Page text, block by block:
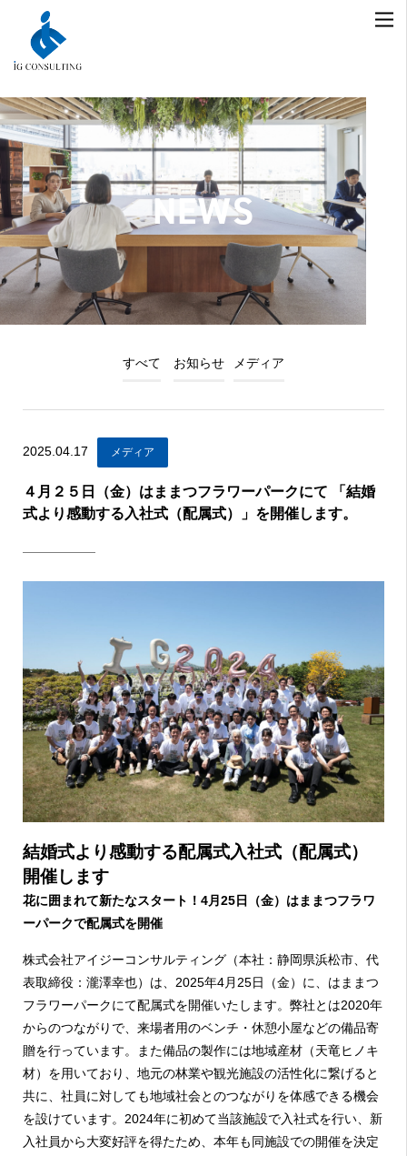
NEWS
すべて お知らせ メディア
2025.04.17 メディア
４月２５日（金）はままつフラワーパークにて 「結婚
式より感動する入社式（配属式）」を開催します。
結婚式より感動する配属式入社式（配属式）
開催します
花に囲まれて新たなスタート！4月25日（金）はままつフラワ
ーパークで配属式を開催
株式会社アイジーコンサルティング（本社：静岡県浜松市、代
表取締役：瀧澤幸也）は、2025年4月25日（金）に、 はままつ
フラワーパークにて配属式を開催いたします。弊社とは2020年
からのつながりで、来場者用のベンチ・休憩小屋などの備品寄
贈を行っています。また備品の製作には地域産材（天竜ヒノキ
材）を用いており、地元の林業や観光施設の活性化に繋げると
共に、社員に対しても地域社会とのつながりを体感できる機会
を設けています。2024年に初めて当該施設で入社式を行い、新
入社員から大変好評を得たため、本年も同施設での開催を決定